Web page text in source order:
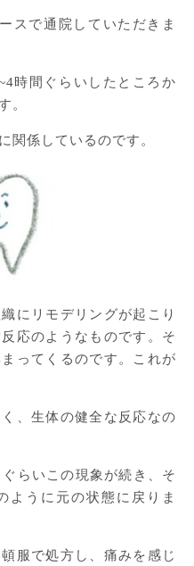
スで通院していただきま
時間ぐらいしたところか
。
に関係しているのです。
にリモデリングが起こり
応のようなものです。そ
ってくるのです。これが
、生体の健全な反応なの
らいこの現象が続き、そ
ように元の状態に戻りま
服で処方し、痛みを感じ